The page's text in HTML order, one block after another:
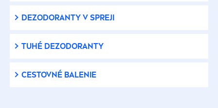
DEZODORANTY V SPREJI
TUHÉ DEZODORANTY
CESTOVNÉ BALENIE